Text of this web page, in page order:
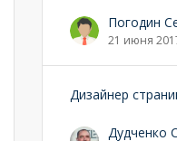
Погодин
21 июня
Дизайнер
Дудченко